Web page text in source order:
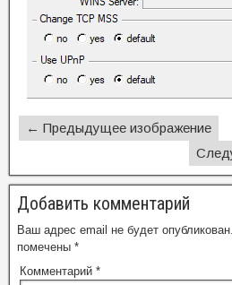
← Предыдущее изображение
Добавить комментарий
Ваш адрес email не будет опубликован.
помечены *
Комментарий *